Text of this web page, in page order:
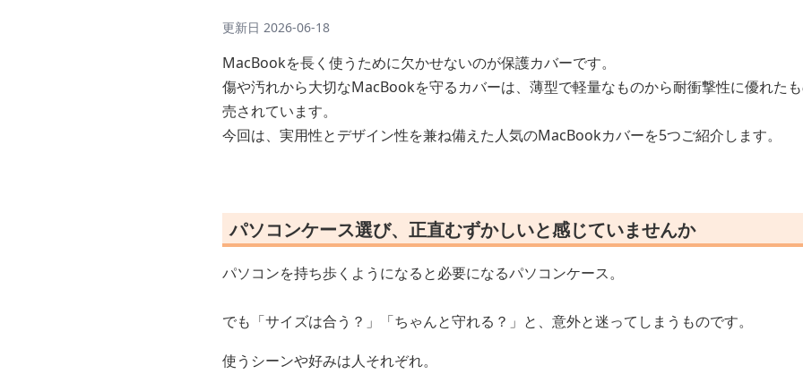
更新日 2026-06-18
MacBookを長く使うために欠かせないのが保護カバーです。
傷や汚れから大切なMacBookを守るカバーは、薄型で軽量なものから耐衝撃性に優れた
売されています。
今回は、実用性とデザイン性を兼ね備えた人気のMacBookカバーを5つご紹介します。
パソコンケース選び、正直むずかしいと感じていませんか
パソコンを持ち歩くようになると必要になるパソコンケース。
でも「サイズは合う？」「ちゃんと守れる？」と、意外と迷ってしまうものです。
使うシーンや好みは人それぞれ。